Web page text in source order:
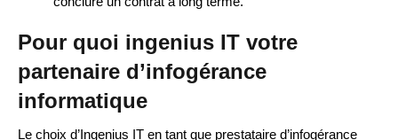
Pour quoi ingenius IT votre
partenaire d’infogérance
informatique
Le choix d’Ingenius IT en tant que prestataire d’infogérance